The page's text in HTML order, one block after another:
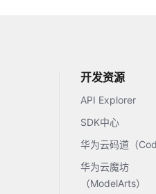
开发资源
API Explorer
SDK中心
华为云码道（
华为云魔坊
（ModelArts）